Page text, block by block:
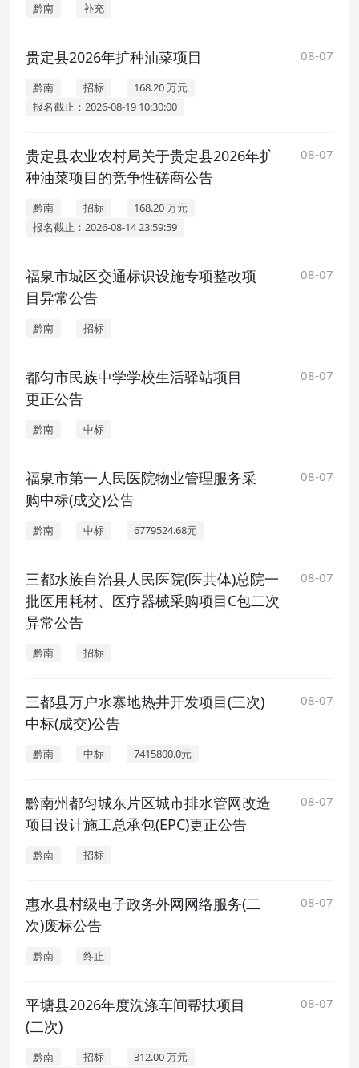
黔南 补充
贵定县2026年扩种油菜项目 08-07
黔南 招标
168.20 万元
报名截止：2026-08-19 10:30:00
贵定县农业农村局关于贵定县2026年扩
种油菜项目的竞争性磋商公告
08-07
黔南 招标
168.20 万元
报名截止：2026-08-14 23:59:59
福泉市城区交通标识设施专项整改项
目异常公告
08-07
黔南 招标
都匀市民族中学学校生活驿站项目
更正公告
08-07
黔南 中标
福泉市第一人民医院物业管理服务采
购中标(成交)公告
08-07
黔南 中标 6779524.68元
三都水族自治县人民医院(医共体)总院一
批医用耗材、医疗器械采购项目C包二次
异常公告
08-07
黔南 招标
三都县万户水寨地热井开发项目(三次)
中标(成交)公告
08-07
黔南 中标 7415800.0元
黔南州都匀城东片区城市排水管网改造
项目设计施工总承包(EPC)更正公告
08-07
黔南 招标
惠水县村级电子政务外网网络服务(二
次)废标公告
08-07
黔南 终止
平塘县2026年度洗涤车间帮扶项目
(二次)
08-07
黔南 招标 312.00 万元